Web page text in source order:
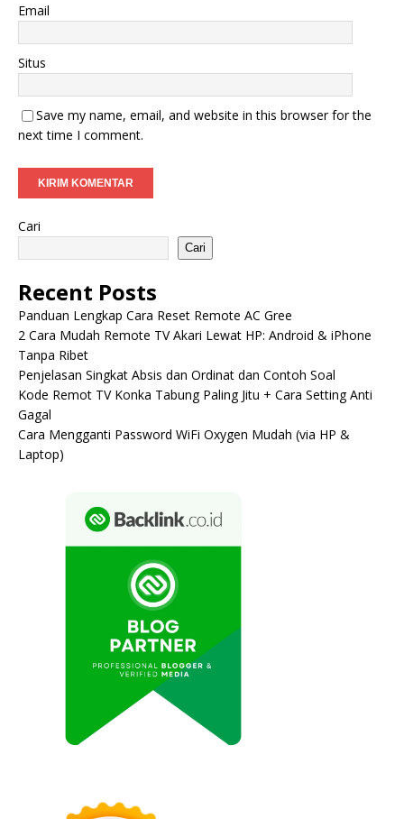
Email
Situs
Save my name, email, and website in this browser for the
next time I comment.
Cari
Cari
Recent Posts
Panduan Lengkap Cara Reset Remote AC Gree
2 Cara Mudah Remote TV Akari Lewat HP: Android & iPhone
Tanpa Ribet
Penjelasan Singkat Absis dan Ordinat dan Contoh Soal
Kode Remot TV Konka Tabung Paling Jitu + Cara Setting Anti
Gagal
Cara Mengganti Password WiFi Oxygen Mudah (via HP &
Laptop)